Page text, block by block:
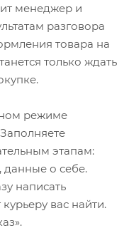
менеджер и
разговора
товара на
только ждать
режиме
этапам:
данные о себе.
написать
вас найти.